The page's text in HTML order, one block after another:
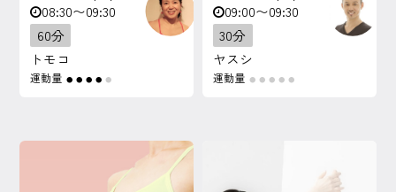
08:30〜09:30
60分
トモコ
運動量 ● ● ● ● ●
09:00〜09:30
30分
ヤスシ
運動量 ● ● ● ● ●